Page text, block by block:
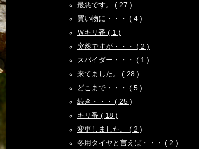
最悪です。 ( 27 )
買い物に・・・ ( 4 )
Ｗキリ番 ( 1 )
突然ですが・・・ ( 2 )
スパイダー・・・ ( 1 )
来てました。 ( 28 )
どこまで・・・ ( 5 )
続き・・・ ( 25 )
キリ番 ( 18 )
変更しました。 ( 2 )
冬用タイヤと言えば・・・ ( 2 )